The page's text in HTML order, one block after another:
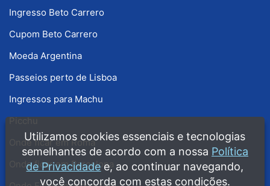
Ingresso Beto Carrero
Cupom Beto Carrero
Moeda Argentina
Passeios perto de Lisboa
Ingressos para Machu
Picchu
Onde ficar em Roma
Onde ficar em Barcelona
Utilizamos cookies essenciais e tecnologias
semelhantes de acordo com a nossa Política
de Privacidade e, ao continuar navegando,
você concorda com estas condições.